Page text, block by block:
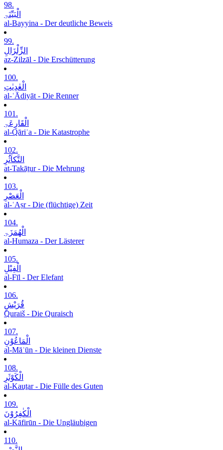
98.
الْبَیِّنَۃِ
al-Bayyina - Der deutliche Beweis
99.
الزِّلْزَالِ
az-Zilzāl - Die Erschütterung
100.
الْعٰدِیٰتِ
al-ʿĀdiyāt - Die Renner
101.
الْقَارِعَۃِ
al-Qāriʿa - Die Katastrophe
102.
التَّکاَثُرِ
at-Takāṯur - Die Mehrung
103.
الْعَصْرِ
al-ʿAṣr - Die (flüchtige) Zeit
104.
الْھُمَزَۃِ
al-Humaza - Der Lästerer
105.
الْفِیْلِ
al-Fīl - Der Elefant
106.
قُرَیْشٍ
Quraiš - Die Quraisch
107.
الْمَاعُوْنِ
al-Māʿūn - Die kleinen Dienste
108.
الْکَوْثَرِ
al-Kauṯar - Die Fülle des Guten
109.
الْکٰفِرُوْنَ
al-Kāfirūn - Die Ungläubigen
110.